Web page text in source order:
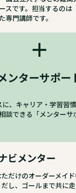
スです。担当するの
専門講師です。
＋
ンターサポー
に、キャリア・学習習
談できる「メンターサ
ビメンター
ただけのオーダーメイ
し、ゴールまで共に